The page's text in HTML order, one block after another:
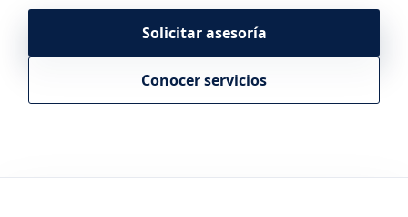
Solicitar asesoría
Conocer servicios